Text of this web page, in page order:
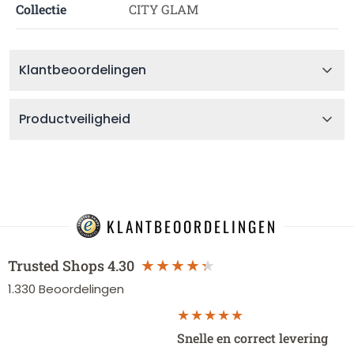
Collectie CITY GLAM
Klantbeoordelingen
Productveiligheid
KLANTBEOORDELINGEN
Trusted Shops4.30
1.330 Beoordelingen
Snelle en correct levering